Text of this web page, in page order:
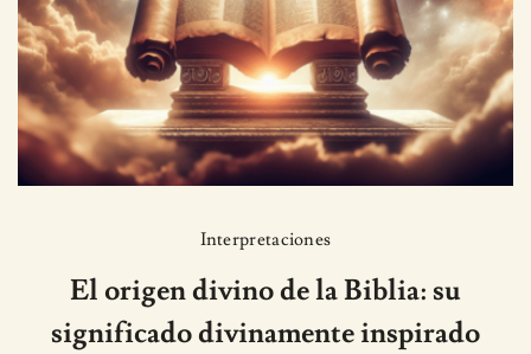
Interpretaciones
El origen divino de la Biblia: su
significado divinamente inspirado